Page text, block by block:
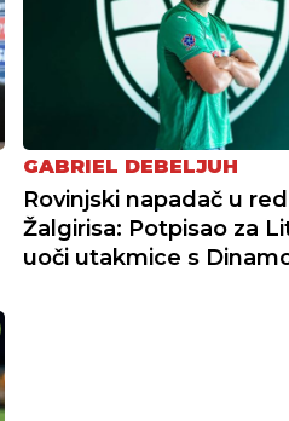
GABRIEL DEBELJUH
Rovinjski napadač u
Žalgirisa: Potpisao za
uoči utakmice s